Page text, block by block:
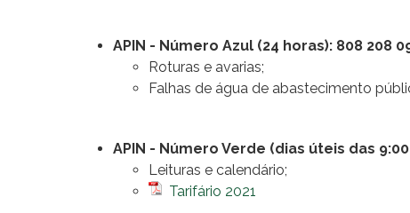
APIN - Número Azul (24 horas): 808 208
Roturas e avarias;
Falhas de água de abastecimento
APIN - Número Verde (dias úteis das 9:00
Leituras e calendário;
Tarifário 2021